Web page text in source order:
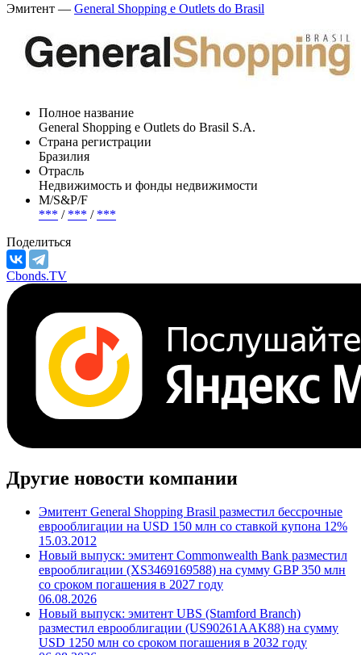
Эмитент — General Shopping e Outlets do Brasil
Полное название
General Shopping e Outlets do Brasil S.A.
Страна регистрации
Бразилия
Отрасль
Недвижимость и фонды недвижимости
М/S&P/F
*** / *** / ***
Поделиться
Cbonds.TV
Другие новости компании
Эмитент General Shopping Brasil разместил бессрочные
еврооблигации на USD 150 млн со ставкой купона 12%
15.03.2012
Новый выпуск: эмитент Commonwealth Bank разместил
еврооблигации (XS3469169588) на сумму GBP 350 млн
со сроком погашения в 2027 году
06.08.2026
Новый выпуск: эмитент UBS (Stamford Branch)
разместил еврооблигации (US90261AAK88) на сумму
USD 1250 млн со сроком погашения в 2032 году